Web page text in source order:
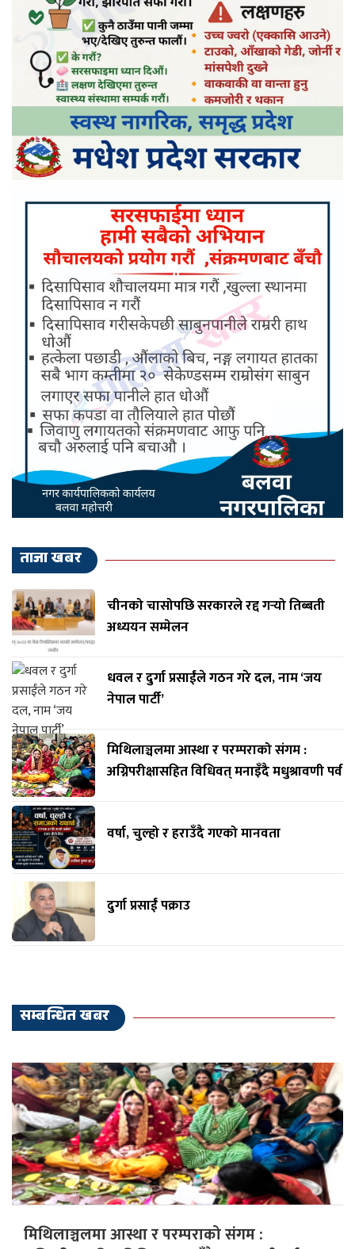
ताजा खबर
चीनको चासोपछि सरकारले रद्द गर्‍यो तिब्बती
अध्ययन सम्मेलन
धवल र दुर्गा प्रसाईंले गठन गरे दल, नाम ‘जय
नेपाल पार्टी’
मिथिलाञ्चलमा आस्था र परम्पराको संगम :
अग्निपरीक्षासहित विधिवत् मनाइँदै मधुश्रावणी पर्व
वर्षा, चुल्हो र हराउँदै गएको मानवता
दुर्गा प्रसाईं पक्राउ
सम्बन्धित खबर
मिथिलाञ्चलमा आस्था र परम्पराको संगम :